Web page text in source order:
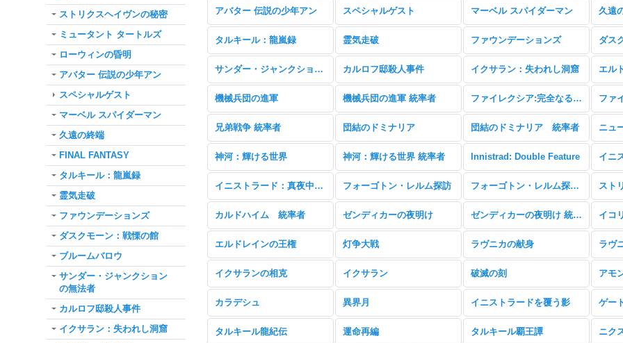
ストリクスヘイヴンの秘密
ミュータント タートルズ
ローウィンの昏明
アバター 伝説の少年アン
スペシャルゲスト
マーベル スパイダーマン
久遠の終端
FINAL FANTASY
タルキール：龍嵐録
霊気走破
ファウンデーションズ
ダスクモーン：戦慄の館
ブルームバロウ
サンダー・ジャンクション
の無法者
カルロフ邸殺人事件
イクサラン：失われし洞窟
アバター 伝説の少年アン スペシャルゲスト マーベル スパイダーマン 久遠
タルキール：龍嵐録 霊気走破 ファウンデーションズ ダス
サンダー・ジャンクションの無法者 カルロフ邸殺人事件 イクサラン：失われし洞窟 エル
機械兵団の進軍 機械兵団の進軍 統率者 ファイレクシア:完全なる統一
兄弟戦争 統率者 団結のドミナリア 団結のドミナリア 統率者 ニュ
神河：輝ける世界 神河：輝ける世界 統率者 Innistrad: Double Feature
イニストラード：真夜中の狩り フォーゴトン・レルム探訪 フォーゴトン・レルム探訪 統率者
カルドハイム 統率者 ゼンディカーの夜明け ゼンディカーの夜明け 統率者 イコ
エルドレインの王権 灯争大戦 ラヴニカの献身 ラヴ
イクサランの相克 イクサラン 破滅の刻 アモ
カラデシュ 異界月 イニストラードを覆う影 ゲー
タルキール龍紀伝 運命再編 タルキール覇王譚 ニク